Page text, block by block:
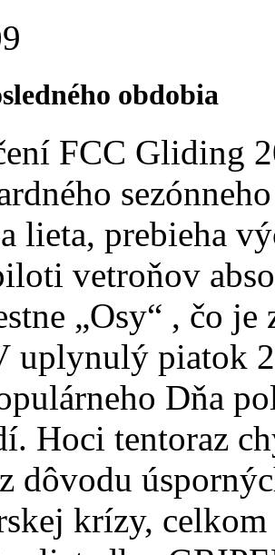
obdobia
FCC Gliding
a lieta, prebieha
vetroňov
„Osy“ , čo
uplynulý piatok
Dňa
Hoci tentoraz
dôvodu
krízy,